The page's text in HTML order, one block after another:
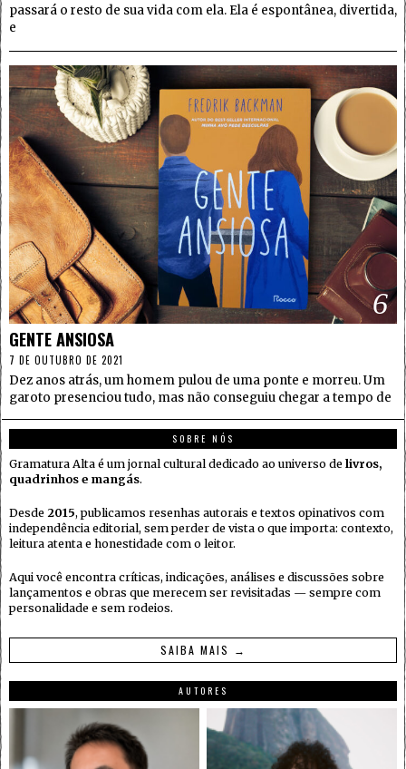
passará o resto de sua vida com ela. Ela é espontânea, divertida,
e
6
GENTE ANSIOSA
7 DE OUTUBRO DE 2021
Dez anos atrás, um homem pulou de uma ponte e morreu. Um
garoto presenciou tudo, mas não conseguiu chegar a tempo de
SOBRE NÓS
Gramatura Alta é um jornal cultural dedicado ao universo de livros,
quadrinhos e mangás.
Desde 2015, publicamos resenhas autorais e textos opinativos com
independência editorial, sem perder de vista o que importa: contexto,
leitura atenta e honestidade com o leitor.
Aqui você encontra críticas, indicações, análises e discussões sobre
lançamentos e obras que merecem ser revisitadas — sempre com
personalidade e sem rodeios.
SAIBA MAIS →
AUTORES